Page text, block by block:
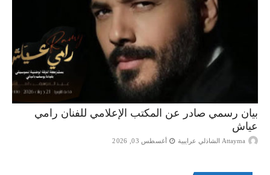
بيان رسمي صادر عن المكتب الإعلامي للفنان رامي
عياش
Attayma الشاذلي عرايبية أغسطس 03, 2026